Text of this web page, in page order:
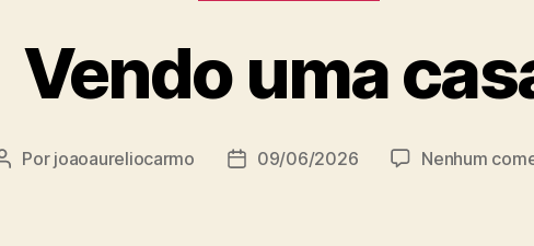
Vendo uma
Autor
Por joaoaureliocarmo
Data09/06/2026 Nenhum